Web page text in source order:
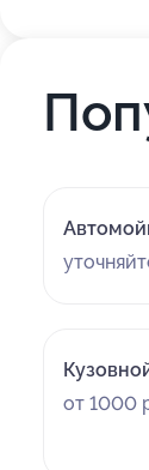
от 1000